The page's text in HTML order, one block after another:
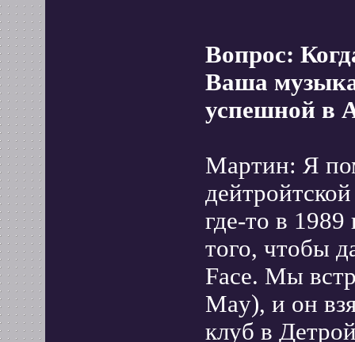
Вопрос:
Ваша
успешной в
Мартин: Я
где-то в
того, чтобы
Face. Мы
May), и он
клуб в